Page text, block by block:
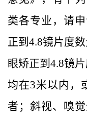
类各专业，请
正到4.8镜片度
眼矫正到4.8镜
均在3米以内，
者；斜视、嗅